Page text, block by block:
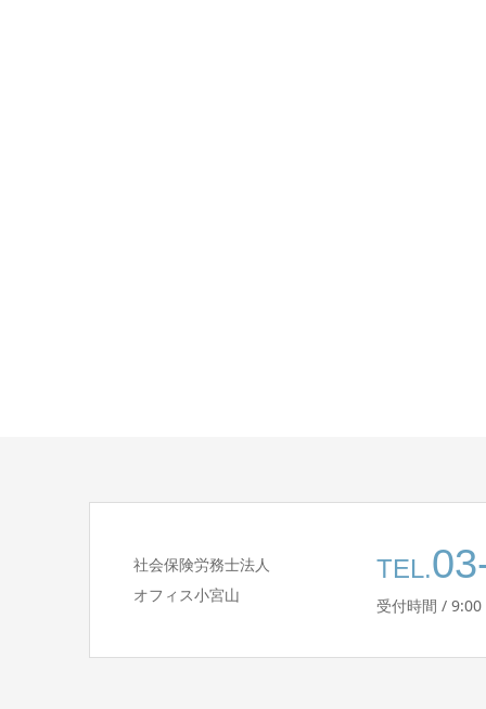
社会保険労務士法人
オフィス小宮山
TEL.
受付時間 /